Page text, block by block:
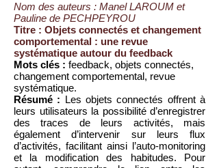
Nom des auteurs : Manel LAROUM et
Pauline de PECHPEYROU
Titre : Objets connectés et changement
comportemental : une revue
systématique autour du feedback
Mots clés : feedback, objets connectés,
changement comportemental, revue
systématique.
Résumé : Les objets connectés offrent à
leurs utilisateurs la possibilité d’enregistrer
des traces de leurs activités, mais
également d’intervenir sur leurs flux
d’activités, facilitant ainsi l’auto-monitoring
et la modification des habitudes. Pour